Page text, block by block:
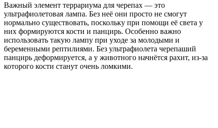
Важный элемент террариума для черепах — это
ультрафиолетовая лампа. Без неё они просто не смогут
нормально существовать, поскольку при помощи её света у
них формируются кости и панцирь. Особенно важно
использовать такую лампу при уходе за молодыми и
беременными рептилиями. Без ультрафиолета черепаший
панцирь деформируется, а у животного начнётся рахит, из-за
которого кости станут очень ломкими.